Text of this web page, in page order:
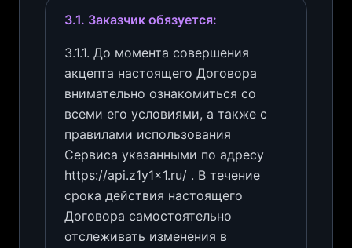
3.1. Заказчик обязуется:
3.1.1. До момента совершения
акцепта настоящего Договора
внимательно ознакомиться со
всеми его условиями, а также с
правилами использования
Сервиса указанными по адресу
https://api.z1y1x1.ru/ . В течение
срока действия настоящего
Договора самостоятельно
отслеживать изменения в